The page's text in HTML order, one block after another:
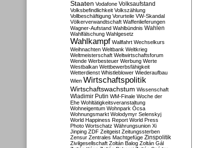
Staaten Vodafone Volksaufstand
Volksbefindlichkeit Volkszählung
Vollbeschäftigung Vorurteile VW-Skandal
Völkerverwandtschaft Waffenlieferungen
Wagner-Aufstand Wahlbündnis Wahlen
Wahlfälschung Wahlgesetz
Wahlkampf Wallfahrt Wechselkurs
Weihnachten Weltbank Weltkrieg
Weltmeisterschaft Weltwirtschaftsforum
Wende Werbesteuer Werbung Werte
Westbalkan Wettbewerbsfähigkeit
Wetterdienst Whistleblower Wiederaufbau
Wien Wirtschaftspolitik
Wirtschaftswachstum Wissenschaft
Wladimir Putin WM-Finale Woche der
Ehe Wohltätigkeitsveranstaltung
Wohneigentum Wohnpark Ócsa
Wohnungsmarkt Wolodymyr Selenskyj
World Happiness Report World Press
Photo Wortschatz Währungsunion Xi
Jinping ZDF Zeitgeist Zeitungssterben
Zensur Zentrales Machtgefüge Zinspolitik
Zivilgesellschaft Zoltán Balog Zoltán Gál